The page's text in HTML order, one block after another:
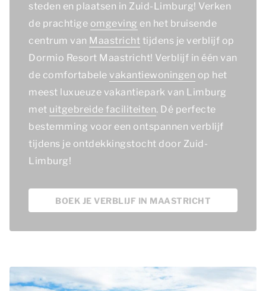
steden en plaatsen in Zuid-Limburg! Verken
de prachtige omgeving en het bruisende
centrum van Maastricht tijdens je verblijf op
Dormio Resort Maastricht! Verblijf in één van
de comfortabele vakantiewoningen op het
meest luxueuze vakantiepark van Limburg
met uitgebreide faciliteiten. Dé perfecte
bestemming voor een ontspannen verblijf
tijdens je ontdekkingstocht door Zuid-
Limburg!
BOEK JE VERBLIJF IN MAASTRICHT